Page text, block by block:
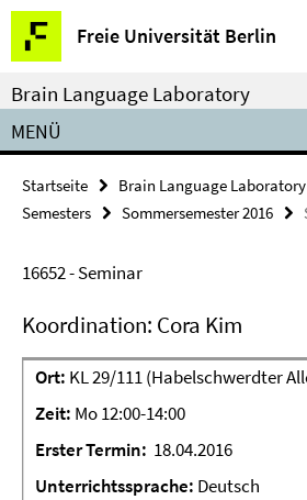
Springe
direkt
zu
Inhalt
Freie Universität Berlin
Service-
Navigation
Brain Language Laboratory
MENÜ
Startseite Brain Language Laboratory
Semesters
Sommersemester 2016
16652 - Seminar
Koordination: Cora Kim
Ort: KL 29/111 (Habelschwerdter
Zeit: Mo 12:00-14:00
ErsterTermin: 18.04.2016
Unterrichtssprache: Deutsch